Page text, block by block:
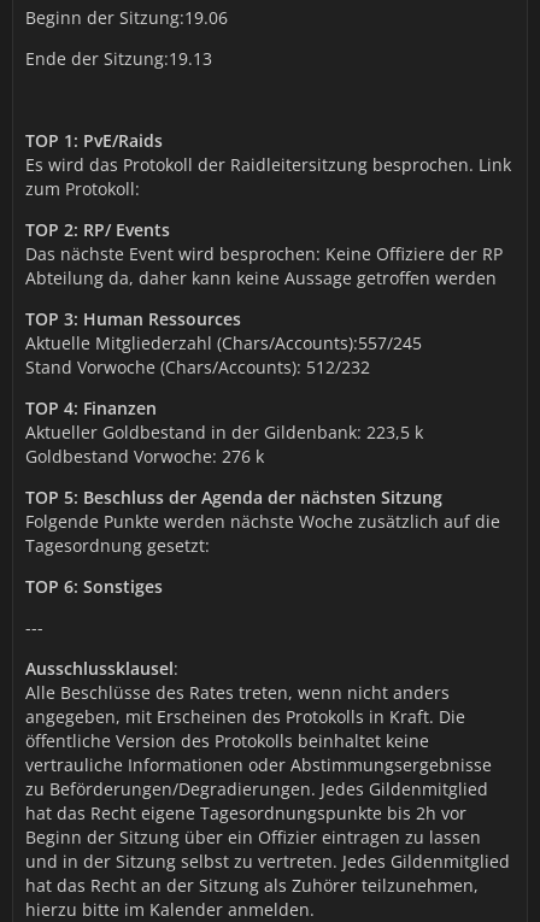
Beginn der Sitzung:19.06
Ende der Sitzung:19.13
TOP 1: PvE/Raids
Es wird das Protokoll der Raidleitersitzung besprochen. Link
zum Protokoll:
TOP 2: RP/ Events
Das nächste Event wird besprochen: Keine Offiziere der RP
Abteilung da, daher kann keine Aussage getroffen werden
TOP 3: Human Ressources
Aktuelle Mitgliederzahl (Chars/Accounts):557/245
Stand Vorwoche (Chars/Accounts): 512/232
TOP 4: Finanzen
Aktueller Goldbestand in der Gildenbank: 223,5 k
Goldbestand Vorwoche: 276 k
TOP 5: Beschluss der Agenda der nächsten Sitzung
Folgende Punkte werden nächste Woche zusätzlich auf die
Tagesordnung gesetzt:
TOP 6: Sonstiges
---
Ausschlussklausel:
Alle Beschlüsse des Rates treten, wenn nicht anders
angegeben, mit Erscheinen des Protokolls in Kraft. Die
öffentliche Version des Protokolls beinhaltet keine
vertrauliche Informationen oder Abstimmungsergebnisse
zu Beförderungen/Degradierungen. Jedes Gildenmitglied
hat das Recht eigene Tagesordnungspunkte bis 2h vor
Beginn der Sitzung über ein Offizier eintragen zu lassen
und in der Sitzung selbst zu vertreten. Jedes Gildenmitglied
hat das Recht an der Sitzung als Zuhörer teilzunehmen,
hierzu bitte im Kalender anmelden.